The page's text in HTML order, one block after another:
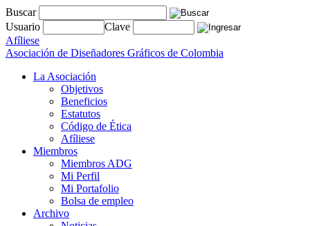
Buscar
Usuario
Clave
Afíliese
Asociación de Diseñadores Gráficos de Colombia
La Asociación
Objetivos
Beneficios
Estatutos
Código de Ética
Afíliese
Miembros
Miembros ADG
Mi Perfil
Mi Portafolio
Bolsa de empleo
Archivo